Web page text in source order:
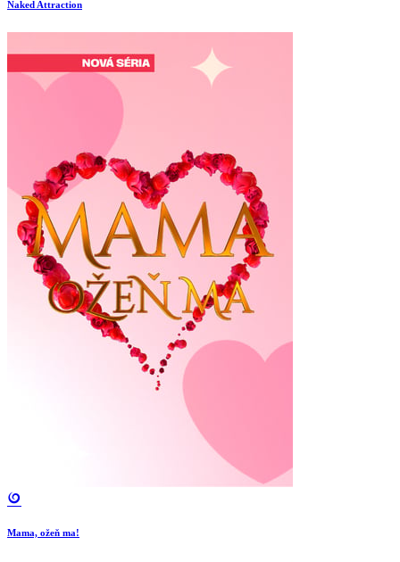
Naked Attraction
Mama, ožeň ma!